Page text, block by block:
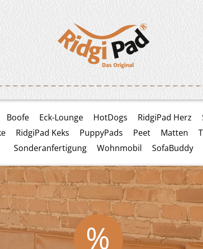
Boofe Eck-Lounge HotDogs RidgiPad Herz
RidgiPad Keks PuppyPads Peet Matten
Sonderanfertigung
Wohnmobil SofaBuddy